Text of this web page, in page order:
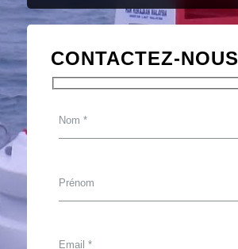
CONTACTEZ-NOUS